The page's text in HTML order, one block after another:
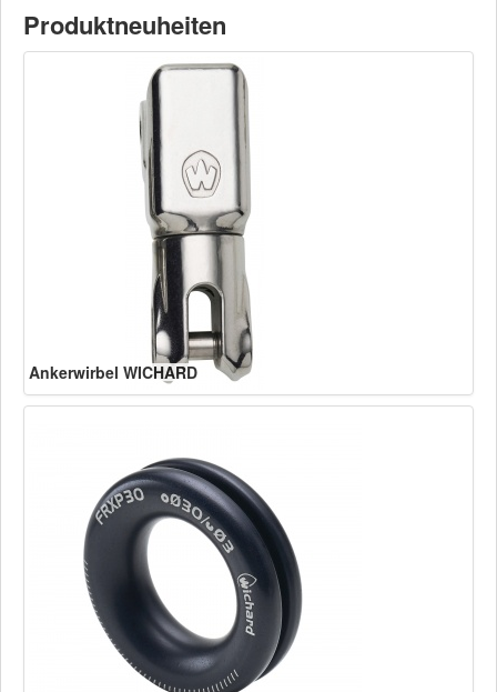
Produktneuheiten
Ankerwirbel WICHARD